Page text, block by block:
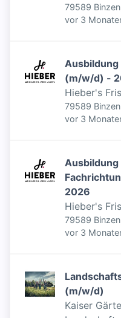
79589
Veröffentlicht:
vor 3
(m/w/d) -
Hieber's
79589
Veröffentlicht:
vor 3
2026
Hieber's
79589
Veröffentlicht:
vor 3
(m/w/d)
Kaiser